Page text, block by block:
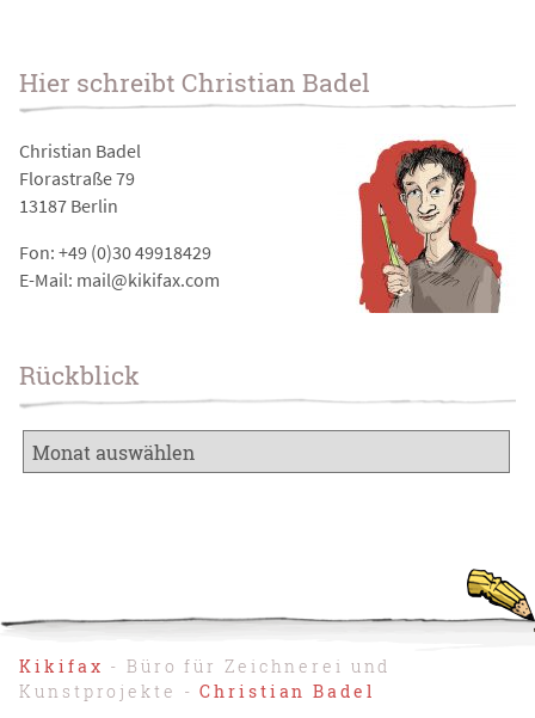
Hier schreibt Christian Badel
Christian Badel
Florastraße 79
13187 Berlin
Fon: +49 (0)30 49918429
E-Mail: mail@kikifax.com
Rückblick
Kikifax - Büro für Zeichnerei und
Kunstprojekte -Christian Badel